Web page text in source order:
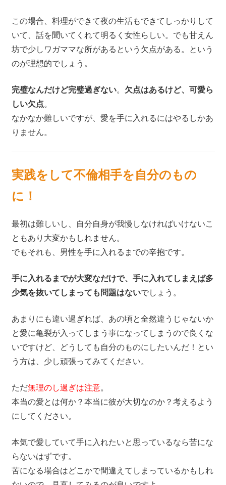
この場合、料理ができて夜の生活もできてしっかりして
いて、話を聞いてくれて明るく女性らしい。でも甘えん
坊で少しワガママな所があるという欠点がある。という
のが理想的でしょう。
完璧なんだけど完璧過ぎない。 欠点はあるけど、可愛ら
しい欠点。
なかなか難しいですが、愛を手に入れるにはやるしかあ
りません。
実践をして不倫相手を自分のもの
に！
最初は難しいし、自分自身が我慢しなければいけないこ
ともあり大変かもしれません。
でもそれも、男性を手に入れるまでの辛抱です。
手に入れるまでが大変なだけで、手に入れてしまえば多
少気を抜いてしまっても問題はないでしょう。
あまりにも違い過ぎれば、あの頃と全然違うじゃないか
と愛に亀裂が入ってしまう事になってしまうので良くな
いですけど、どうしても自分のものにしたいんだ！とい
う方は、少し頑張ってみてください。
ただ無理のし過ぎは注意。
本当の愛とは何か？本当に彼が大切なのか？考えるよう
にしてください。
本気で愛していて手に入れたいと思っているなら苦にな
らないはずです。
苦になる場合はどこかで間違えてしまっているかもしれ